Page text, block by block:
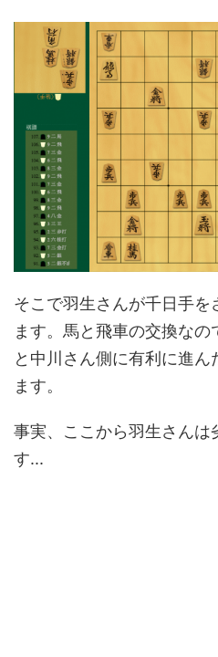
そこで羽生さんが千日手を
ます。馬と飛車の交換な
と中川さん側に有利に進
ます。
事実、ここから羽生さんは
す...